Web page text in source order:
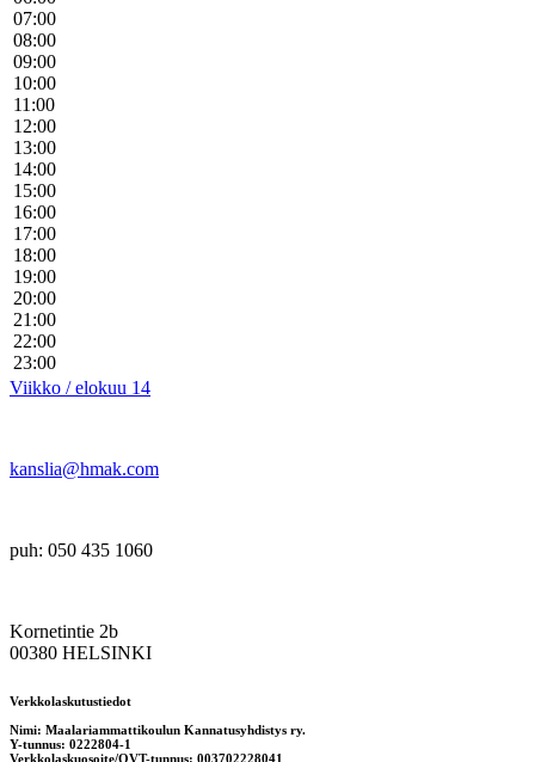
07:00
08:00
09:00
10:00
11:00
12:00
13:00
14:00
15:00
16:00
17:00
18:00
19:00
20:00
21:00
22:00
23:00
Viikko / elokuu 14
kanslia@hmak.com
puh: 050 435 1060
Kornetintie 2b
00380 HELSINKI
Verkkolaskutustiedot
Nimi: Maalariammattikoulun Kannatusyhdistys ry.
Y-tunnus: 0222804-1
Verkkolaskuosoite/OVT-tunnus: 003702228041